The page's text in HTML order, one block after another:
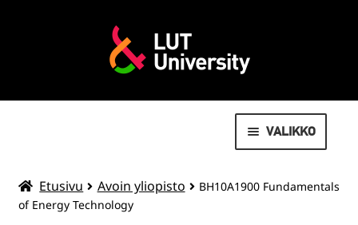
VALIKKO
MOVEO LIIKUNTAPALVELUT
Etusivu Avoin yliopisto
BH10A1900 Fundamentals
of Energy Technology